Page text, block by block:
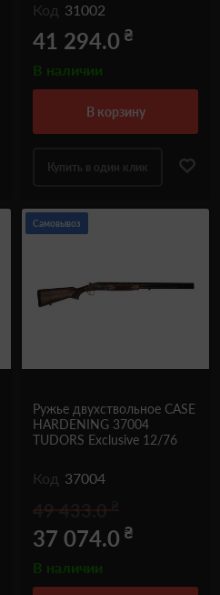
Код 31002
41 294.0 ₴
В наличии
в корзину
Купить в один клик
Самовывоз
Ружье двухствольное CASE
HARDENING 37004
TUDORS Exclusive 12/76
Код 37004
49 433.0
37 074.0 ₴
В наличии